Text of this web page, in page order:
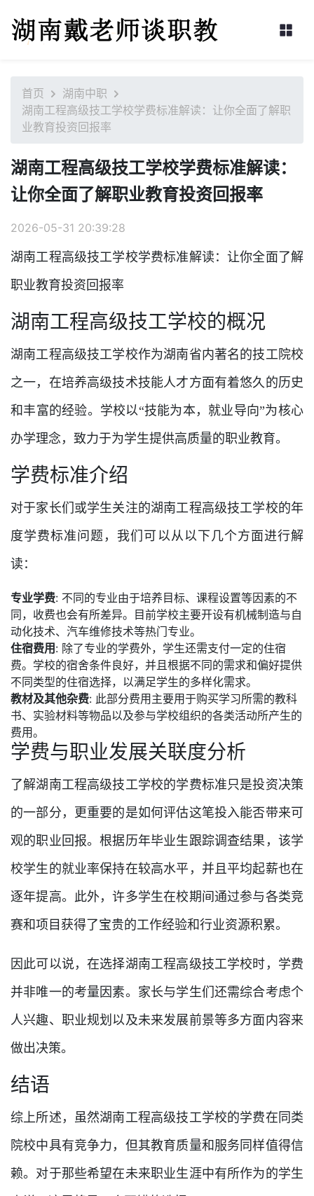
首页
湖南中职
湖南工程高级技工学校学费标准解读：让你全面了解职
业教育投资回报率
湖南工程高级技工学校学费标准解读：
让你全面了解职业教育投资回报率
2026-05-31 20:39:28
湖南工程高级技工学校学费标准解读：让你全面了解
职业教育投资回报率
湖南工程高级技工学校的概况
湖南工程高级技工学校作为湖南省内著名的技工院校
之一，在培养高级技术技能人才方面有着悠久的历史
和丰富的经验。学校以“技能为本，就业导向”为核心
办学理念，致力于为学生提供高质量的职业教育。
学费标准介绍
对于家长们或学生关注的湖南工程高级技工学校的年
度学费标准问题，我们可以从以下几个方面进行解
读：
专业学费: 不同的专业由于培养目标、课程设置等因素的不
同，收费也会有所差异。目前学校主要开设有机械制造与自
动化技术、汽车维修技术等热门专业。
住宿费用 : 除了专业的学费外，学生还需支付一定的住宿
费。学校的宿舍条件良好，并且根据不同的需求和偏好提供
不同类型的住宿选择，以满足学生的多样化需求。
教材及其他杂费: 此部分费用主要用于购买学习所需的教科
书、实验材料等物品以及参与学校组织的各类活动所产生的
费用。
学费与职业发展关联度分析
了解湖南工程高级技工学校的学费标准只是投资决策
的一部分，更重要的是如何评估这笔投入能否带来可
观的职业回报。根据历年毕业生跟踪调查结果，该学
校学生的就业率保持在较高水平，并且平均起薪也在
逐年提高。此外，许多学生在校期间通过参与各类竞
赛和项目获得了宝贵的工作经验和行业资源积累。
因此可以说，在选择湖南工程高级技工学校时，学费
并非唯一的考量因素。家长与学生们还需综合考虑个
人兴趣、职业规划以及未来发展前景等多方面内容来
做出决策。
结语
综上所述，虽然湖南工程高级技工学校的学费在同类
院校中具有竞争力，但其教育质量和服务同样值得信
赖。对于那些希望在未来职业生涯中有所作为的学生